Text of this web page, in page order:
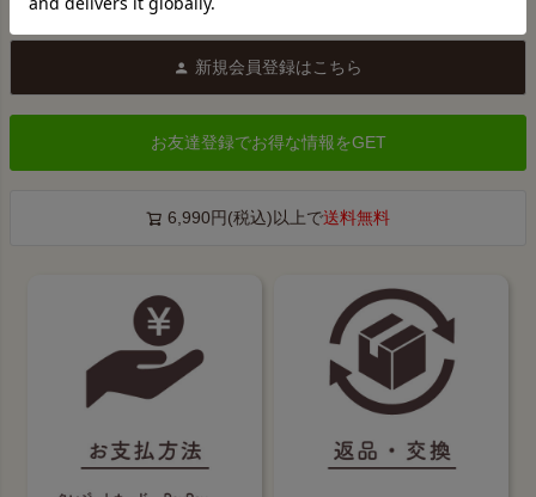
新規会員登録はこちら
お友達登録でお得な情報をGET
6,990円(税込)以上で送料無料